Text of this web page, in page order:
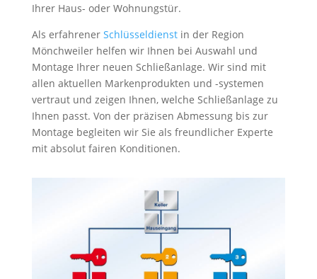
Ihrer Haus- oder Wohnungstür.
Als erfahrener Schlüsseldienstin der Region
Mönchweiler helfen wir Ihnen bei Auswahl und
Montage Ihrer neuen Schließanlage. Wir sind mit
allen aktuellen Markenprodukten und -systemen
vertraut und zeigen Ihnen, welche Schließanlage zu
Ihnen passt. Von der präzisen Abmessung bis zur
Montage begleiten wir Sie als freundlicher Experte
mit absolut fairen Konditionen.